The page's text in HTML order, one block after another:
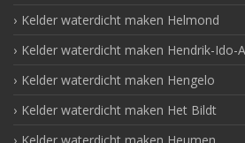
Kelder waterdicht maken Helmond
Kelder waterdicht maken Hendrik-Ido-
Kelder waterdicht maken Hengelo
Kelder waterdicht maken Het Bildt